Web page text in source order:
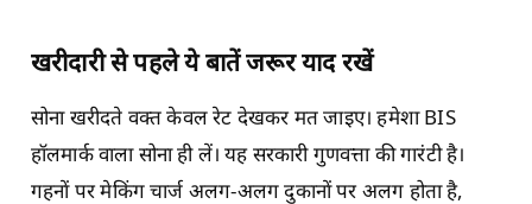
खरीदारी से पहले ये बातें जरूर याद रखें
सोना खरीदते वक्त केवल रेट देखकर मत जाइए। हमेशा BIS
हॉलमार्क वाला सोना ही लें। यह सरकारी गुणवत्ता की गारंटी है।
गहनों पर मेकिंग चार्ज अलग-अलग दुकानों पर अलग होता है,